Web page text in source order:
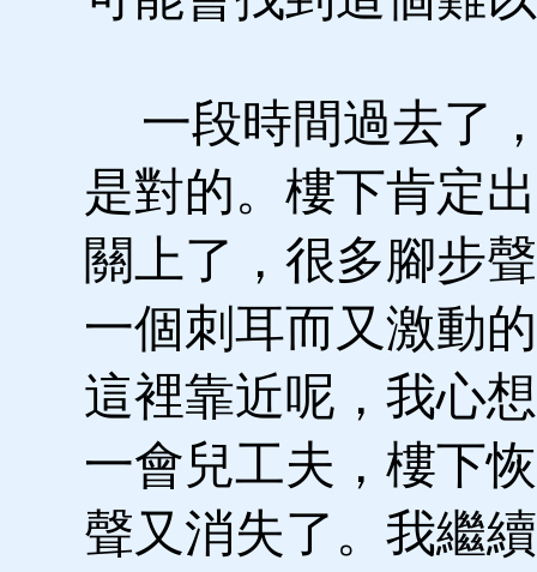
一段時間過去了
是對的。樓下肯定
關上了，很多腳步
一個刺耳而又激動
這裡靠近呢，我心
一會兒工夫，樓下
聲又消失了。我繼